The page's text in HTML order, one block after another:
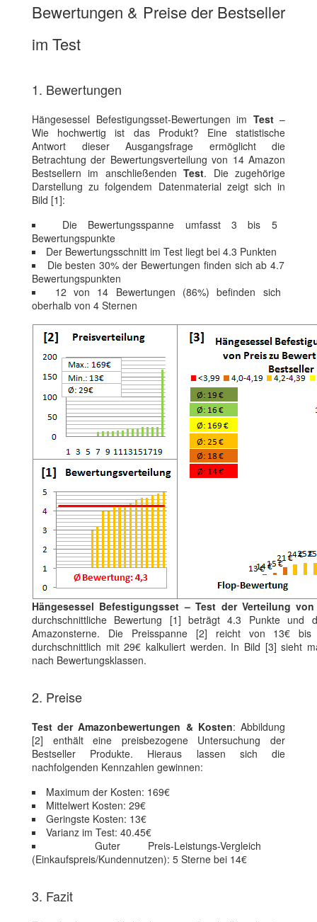
Bewertungen & Preise der Bestseller
im Test
1. Bewertungen
Hängesessel Befestigungsset-Bewertungen im Test–
Wie hochwertig ist das Produkt? Eine statistische
Antwort dieser Ausgangsfrage ermöglicht die
Betrachtung der Bewertungsverteilung von 14 Amazon
Bestsellern im anschließendenTest. Die zugehörige
Darstellung zu folgendem Datenmaterial zeigt sich in
Bild [1]:
Die Bewertungsspanne umfasst 3 bis 5
Bewertungspunkte
Der Bewertungsschnitt im Test liegt bei 4.3 Punkten
Die besten 30% der Bewertungen finden sich ab 4.7
Bewertungspunkten
12 von 14 Bewertungen (86%) befinden sich
oberhalb von 4 Sternen
Hängesessel Befestigungsset – Test der Verteilung
durchschnittliche Bewertung [1] beträgt 4.3 Punkte und
Amazonsterne. Die Preisspanne [2] reicht von 13€
durchschnittlich mit 29€ kalkuliert werden. In Bild [3] sieht
nach Bewertungsklassen.
2. Preise
Test der Amazonbewertungen & Kosten: Abbildung
[2] enthält eine preisbezogene Untersuchung der
Bestseller Produkte. Hieraus lassen sich die
nachfolgenden Kennzahlen gewinnen:
Maximum der Kosten: 169€
Mittelwert Kosten: 29€
Geringste Kosten: 13€
Varianz im Test: 40.45€
Guter Preis-Leistungs-Vergleich
(Einkaufspreis/Kundennutzen): 5 Sterne bei 14€
3. Fazit